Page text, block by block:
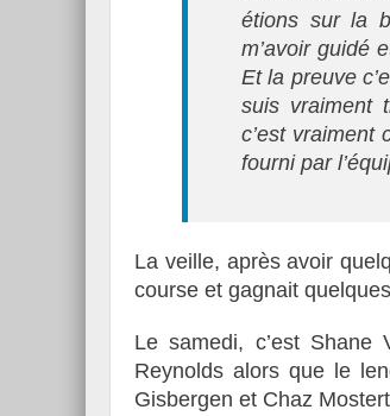
étions sur la
m’avoir guidé
Et la preuve
suis vraiment
c’est vraiment
fourni par
La veille, après avoir
course et gagnait
Le samedi, c’est Shane
Reynolds alors que le
Gisbergen et Chaz